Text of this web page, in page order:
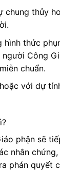
chung thủy
hình thức
Công
chuẩn.
với dự
phận sẽ
nhân
phán quyết